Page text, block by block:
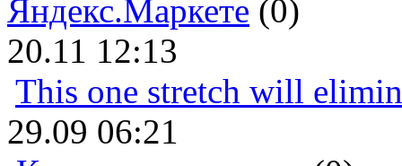
Яндекс.Маркете (0)
20.11 12:13
This one stretch will
29.09 06:21